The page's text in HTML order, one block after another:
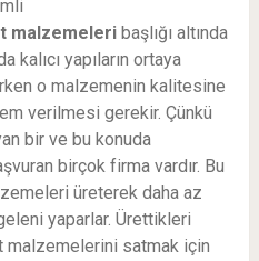
malzemeleri başlığı altında
kalıcı yapıların ortaya
o malzemenin kalitesine
verilmesi gerekir. Çünkü
bir ve bu konuda
birçok firma vardır. Bu
üreterek daha az
yaparlar. Ürettikleri
malzemelerini satmak için